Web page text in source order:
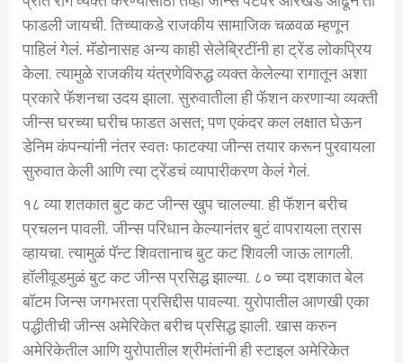
फाडली जायची. तिच्याकडे राजकीय सामाजिक चळवळ म्हणून
पाहिलं गेलं. मॅडोनासह अन्य काही सेलेब्रिटींनी हा ट्रेंड लोकप्रिय
केला. त्यामुळे राजकीय यंत्रणेविरुद्ध व्यक्त केलेल्या रागातून अशा
प्रकारे फॅशनचा उदय झाला. सुरुवातीला ही फॅशन करणाऱ्या व्यक्ती
जीन्स घरच्या घरीच फाडत असत; पण एकंदर कल लक्षात घेऊन
डेनिम कंपन्यांनी नंतर स्वतः फाटक्या जीन्स तयार करून पुरवायला
सुरुवात केली आणि त्या ट्रेंडचं व्यापारीकरण केलं गेलं.
१८ व्या शतकात बुट कट जीन्स खुप चालल्या. ही फॅशन बरीच
प्रचलन पावली. जीन्स परिधान केल्यानंतर बुटं वापरायला त्रास
व्हायचा. त्यामुळं पॅन्ट शिवतानाच बुट कट शिवली जाऊ लागली.
हॉलीवूडमुळं बुट कट जीन्स प्रसिद्ध झाल्या. ८० च्या दशकात बेल
बॉटम जिन्स जगभरता प्रसिद्दीस पावल्या. युरोपातील आणखी एका
पद्धीतीची जीन्स अमेरिकेत बरीच प्रसिद्ध झाली. खास करुन
अमेरिकेतील आणि युरोपातील श्रीमंतांनी ही स्टाइल अमेरिकेत